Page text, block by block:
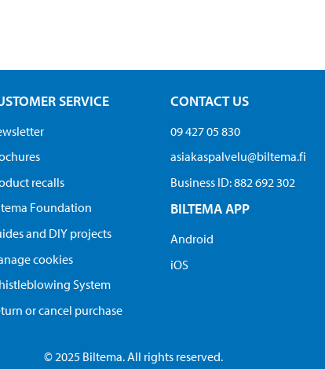
SERVICE
recalls
Foundation
and DIY projects
cookies
System
or cancel purchase
CONTACT US
09 427 05 830
asiakaspalvelu@biltema.fi
Business ID:​ 882 692 302
BILTEMA APP
Android
iOS
© 2025 Biltema. All rights reserved.